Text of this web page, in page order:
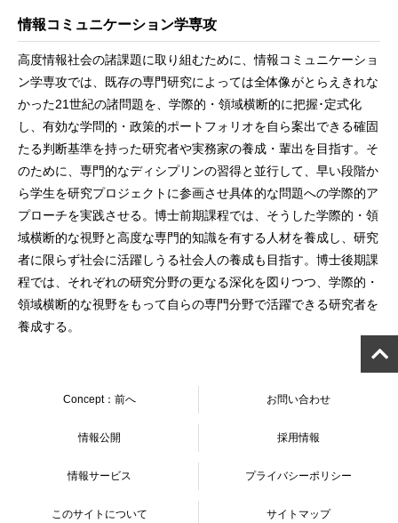
情報コミュニケーション学専攻
高度情報社会の諸課題に取り組むために、情報コミュニケーショ
ン学専攻では、既存の専門研究によっては全体像がとらえきれな
かった21世紀の諸問題を、学際的・領域横断的に把握･定式化
し、有効な学問的・政策的ポートフォリオを自ら案出できる確固
たる判断基準を持った研究者や実務家の養成・輩出を目指す。そ
のために、専門的なディシプリンの習得と並行して、早い段階か
ら学生を研究プロジェクトに参画させ具体的な問題への学際的ア
プローチを実践させる。博士前期課程では、そうした学際的・領
域横断的な視野と高度な専門的知識を有する人材を養成し、研究
者に限らず社会に活躍しうる社会人の養成も目指す。博士後期課
程では、それぞれの研究分野の更なる深化を図りつつ、学際的・
領域横断的な視野をもって自らの専門分野で活躍できる研究者を
養成する。
Concept：前へ お問い合わせ
情報公開 採用情報
情報サービス プライバシーポリシー
このサイトについて サイトマップ